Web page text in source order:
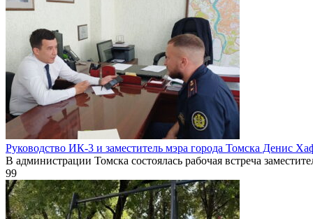
Руководство ИК-3 и заместитель мэра города Томска Денис
В администрации Томска состоялась рабочая встреча
99